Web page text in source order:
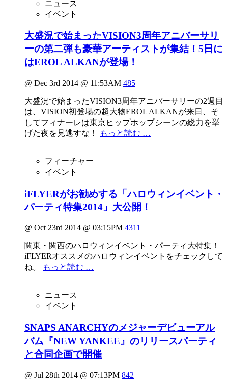
ニュース
イベント
大盛況で始まったVISION3周年アニバーサリ
ーの第二弾も豪華アーティストが集結！5日に
はEROL ALKANが登場！
@ Dec 3rd 2014 @ 11:53AM 485
大盛況で始まったVISION3周年アニバーサリーの2週目
は、VISION初登場の超大物EROL ALKANが来日、そ
してフィナーレは東京ヒップホップシーンの総力を挙
げた夜を見逃すな！
もっと読む …
フィーチャー
イベント
iFLYERがお勧めする「ハロウィンイベント・
パーティ特集2014」大公開！
@ Oct 23rd 2014 @ 03:15PM 4311
関東・関西のハロウィンイベント・パーティ大特集！
iFLYERオススメのハロウィンイベントをチェックして
ね。
もっと読む …
ニュース
イベント
SNAPS ANARCHYのメジャーデビューアル
バム『NEW YANKEE』のリリースパーティ
と合同企画で開催
@ Jul 28th 2014 @ 07:13PM 842